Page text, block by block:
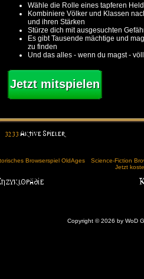
Wähle die Rolle eines tapferen
Kombiniere Völker und Klassen
und ihren Stärken
Stürze dich mit ausgesuchten
Es gibt Tausende mächtige und
zu finden
Und das alles - wenn du magst -
Jetzt mitspielen
Browserspiel OldAges Science-Fiction
Jetzt
Copyright © 2026 by WoD